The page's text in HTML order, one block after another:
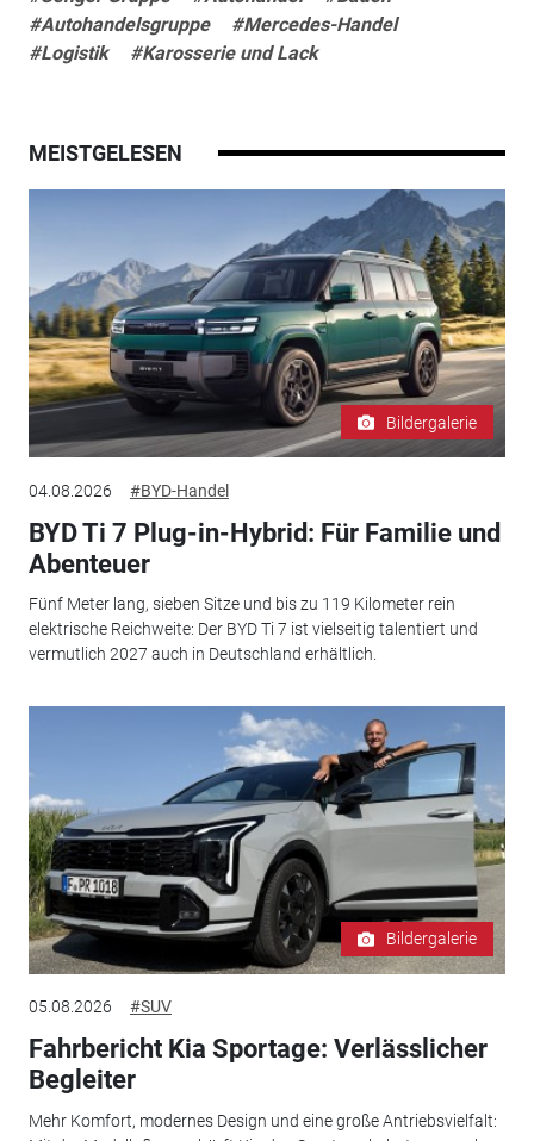
#Autohandelsgruppe
#Mercedes-Handel
#Logistik
#Karosserie und Lack
MEISTGELESEN
Bildergalerie
04.08.2026 #BYD-Handel
BYD Ti 7 Plug-in-Hybrid: Für Familie und
Abenteuer
Fünf Meter lang, sieben Sitze und bis zu 119 Kilometer rein
elektrische Reichweite: Der BYD Ti 7 ist vielseitig talentiert und
vermutlich 2027 auch in Deutschland erhältlich.
Bildergalerie
05.08.2026 #SUV
Fahrbericht Kia Sportage: Verlässlicher
Begleiter
Mehr Komfort, modernes Design und eine große Antriebsvielfalt: